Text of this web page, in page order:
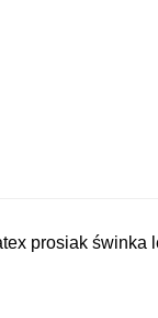
prosiak świnka